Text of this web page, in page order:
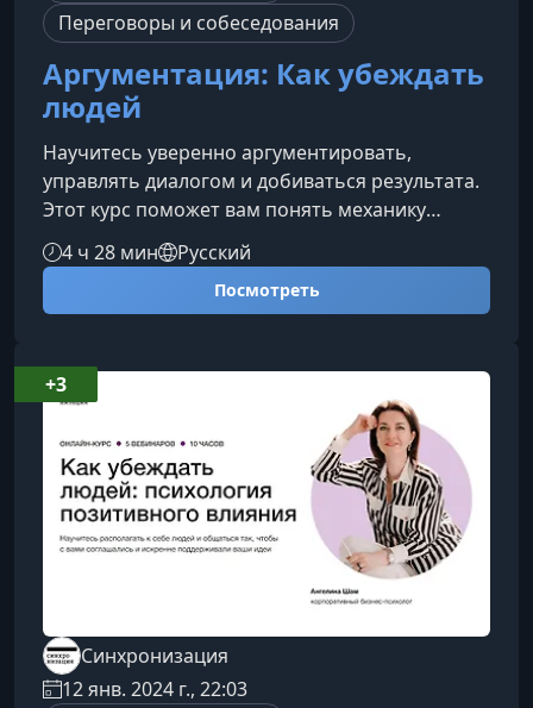
Переговоры и собеседования
Аргументация: Как убеждать
людей
Научитесь уверенно аргументировать,
управлять диалогом и добиваться результата.
Этот курс поможет вам понять механику
убедительной коммуникации и применять её в
реальных ситуациях — от рабочих встреч до
личных разговоров.Почему аргументация —
защитить свою позицию: выразить мнение,
объяснить решение, ответить на замечание
или урегулировать конфликт. Однако без
правильн
4 ч 28 мин Русский
Посмотреть
Синхронизация
12 янв. 2024 г., 22:03
+3